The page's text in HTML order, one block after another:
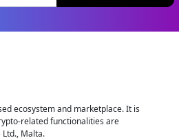
ecosystem and marketplace. It is
related functionalities are
Malta.